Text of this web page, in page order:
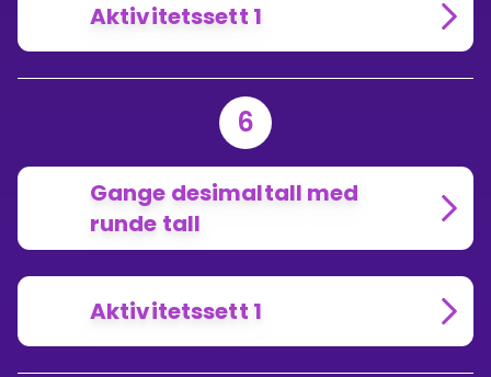
Aktivitetssett 1
6
Gange desimaltall med
runde tall
Aktivitetssett 1